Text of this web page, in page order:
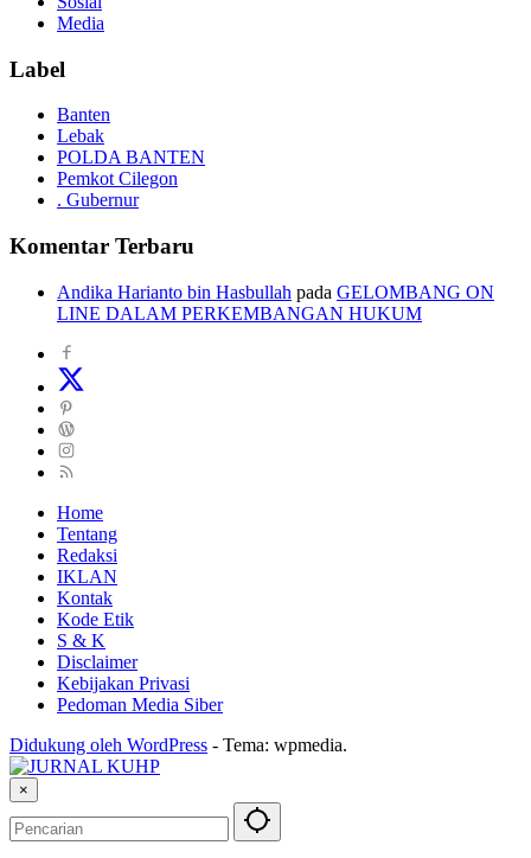
Media
Label
Banten
Lebak
POLDA BANTEN
Pemkot Cilegon
. Gubernur
Komentar Terbaru
Andika Harianto bin Hasbullah pada GELOMBANG ON
LINE DALAM PERKEMBANGAN HUKUM
Home
Tentang
Redaksi
IKLAN
Kontak
Kode Etik
S & K
Disclaimer
Kebijakan Privasi
Pedoman Media Siber
Didukung oleh WordPress - Tema: wpmedia.
×